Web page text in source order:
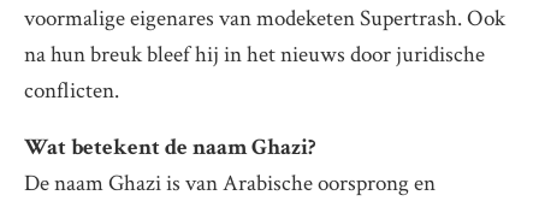
voormalige eigenares van modeketen Supertrash. Ook
na hun breuk bleef hij in het nieuws door juridische
conflicten.
Wat betekent de naam Ghazi?
De naam Ghazi is van Arabische oorsprong en